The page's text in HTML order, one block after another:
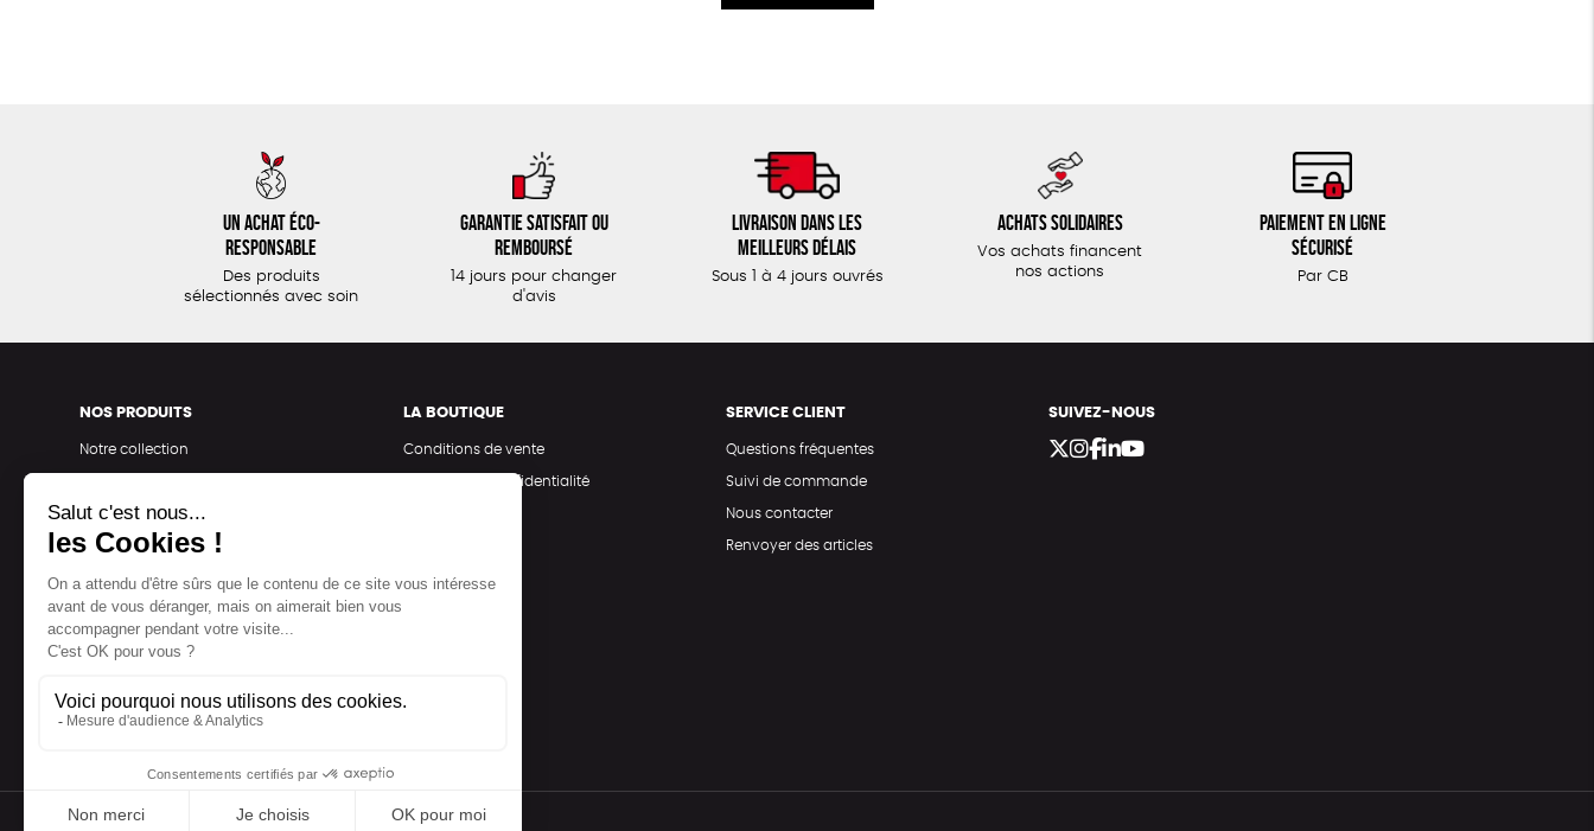
Un achat éco-
responsable
Des produits
sélectionnés avec soin
Garantie satisfait ou
remboursé
14 jours pour changer
d'avis
Livraison dans les
meilleurs délais
Sous 1 à 4 jours ouvrés
Achats solidaires
Vos achats financent
nos actions
Paiement en ligne
sécurisé
Par CB
NOS PRODUITS
Notre collection
Maison
Bien-être
Epicerie
Papeterie
Livres
LA BOUTIQUE
Conditions de vente
Politique de confidentialité
SERVICE CLIENT
Questions fréquentes
Suivi de commande
Nous contacter
Renvoyer des articles
SUIVEZ-NOUS